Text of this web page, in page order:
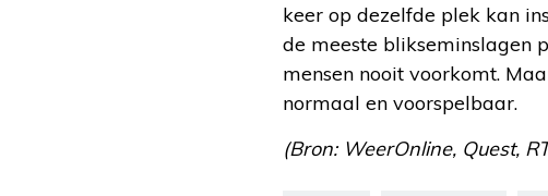
keer op dezelfde plek kan
de meeste blikseminslagen
mensen nooit voorkomt.
normaal en voorspelbaar.
(Bron: WeerOnline, Quest,